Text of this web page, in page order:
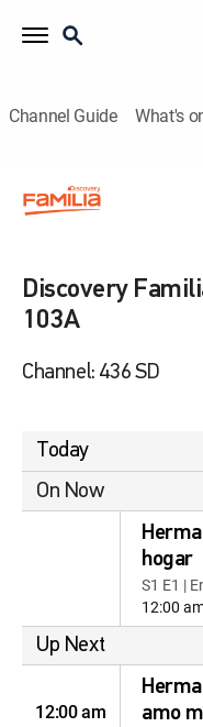
Channel Guide What's
Discovery
103A
Channel: 436 SD
Today
On Now
hogar
S1 E1 |
12:00
Up Next
12:00 am
amo